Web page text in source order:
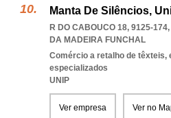
Manta De Silêncios,
R DO CABOUCO 18, 9125-174,
DA MADEIRA FUNCHAL
Comércio a retalho de têxteis,
especializados
UNIP
Ver empresa Ver no